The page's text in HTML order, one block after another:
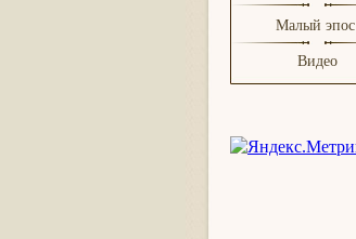
Малый эпос
Видео